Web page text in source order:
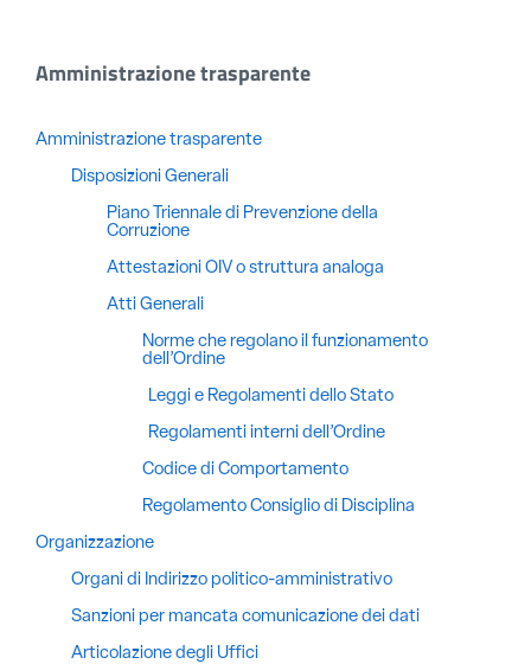
Amministrazione trasparente
Amministrazione trasparente
Disposizioni Generali
Piano Triennale di Prevenzione della
Corruzione
Attestazioni OIV o struttura analoga
Atti Generali
Norme che regolano il funzionamento
dell’Ordine
Leggi e Regolamenti dello Stato
Regolamenti interni dell’Ordine
Codice di Comportamento
Regolamento Consiglio di Disciplina
Organizzazione
Organi di Indirizzo politico-amministrativo
Sanzioni per mancata comunicazione dei dati
Articolazione degli Uffici